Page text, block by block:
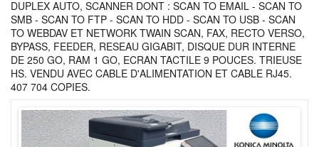
DUPLEX AUTO, SCANNER DONT : SCAN TO EMAIL - SCAN TO
SMB - SCAN TO FTP - SCAN TO HDD - SCAN TO USB - SCAN
TO WEBDAV ET NETWORK TWAIN SCAN, FAX, RECTO VERSO,
BYPASS, FEEDER, RESEAU GIGABIT, DISQUE DUR INTERNE
DE 250 GO, RAM 1 GO, ECRAN TACTILE 9 POUCES. TRIEUSE
HS. VENDU AVEC CABLE D'ALIMENTATION ET CABLE RJ45.
407 704 COPIES.